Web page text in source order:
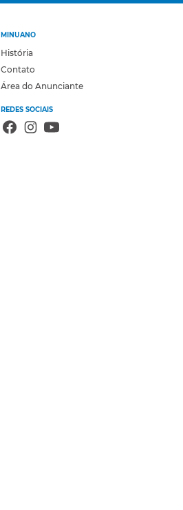
MINUANO
História
Contato
Área do Anunciante
REDES SOCIAIS